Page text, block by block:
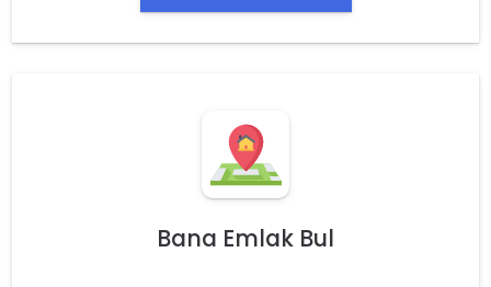
Bana Emlak Bul